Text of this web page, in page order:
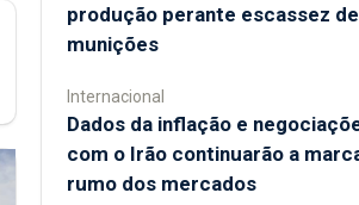
produção perante escassez de
munições
Internacional
Dados da inflação e
com o Irão continuarão a
rumo dos mercados